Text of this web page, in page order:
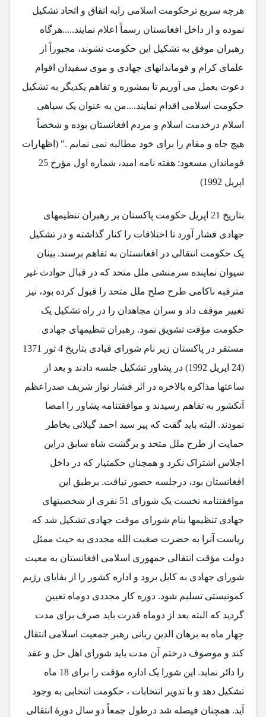
هرچه سریع ترحکومت اسلامی رابه اتفاق و اتحاد تشکیل
نموده و از داخل افغانستان رسماً اعلام نمایند.....هرگاه
رهبران موفق به تشکیل این حکومت نشوند، مجبوراً از
علمای کرام و قوماندانهای جهادی و موی سفیدان اقوام
دعوت بعمل می آوریم تا بمشوره و تفاهم یکدیگر به تشکیل
حکومت اسلامی اقدام نمایند....من به عنوان یک سپاهی
اسلام درخدمت اسلام و مردم افغانستان بوده و شخصاً
هیچ جاه و مقام را برای خود مطالبه نمی نمایم ." (اظهارات
قوماندان مسعود: هفته نامه امید، شماره اول مؤرخ 25
اپریل 1992)
بتاریخ 21 اپریل حکومت پاکستان بر رهبران تنظیمهای
جهادی فشار آورد تا اختلافات را کنار گذاشته و در تشکیل
یک حکومت انتقالی در افغانستان به تفاهم برسند. بینان
سیوان نماینده سرمنشی ملل متحد که در قبال حوادث غیر
مترقبه ناکامی طرح صلح ملل متحد را قبول کرده بود، نیز
تغییر موقف داد و سران مجاهدان را در راه تشکیل یک
حکومت مؤقت تشویق نمود. رهبران تنظیمهای جهادی
مستقر در پاکستان زیر نام شورای قیادی
بتاریخ 4 ثور 1371
(24 اپریل 1992) در پشاور تشکیل جلسه دادند و بعد از
ساعتها مذاکره بالاخره در اثر فشار نواز شریف صدراعظم
آنکشور به تفاهم رسیدند و موافقتنامه پشاور را امضا
نمودند. البته باید گفت که پیر سید احمد گیلانی بخاطر
حمایت از طرح ملل متحد و برگشت شاه سابق دراین
اجلاس اشتراک نکرد و همچنان حکمتیار که در داخل
افغانستان بود، درجلسه حضور نیافت. برطبق این
موافقتنامه نخست یک شورای 51 نفری از شخصیتهای
جهادی تنظیمها بنام شورای موقت جهادی تشکیل شد که
ریاست آنرا به حضرت صغبت الله مجددی به حیث ممثل
دولت مؤقت انتقالی جمهوری اسلامی افغانستان به معیت
شورای جهادی به کابل برود و اداره کشور را از بقایای رژیم
کمونیستی تسلیم شود. دوره کار مجددی دوماه تعیین
گردید که البته بعد از دوماه قدرت باید صرف برای مدت
چهار ماه به برهان الدین ربانی رهبر جمعیت اسلامی انتقال
کند و موصوف درختم آن مدت باید شورای اهل حل و عقد
را دائر نماید. این شورا یک اداره مؤقت را برای 18 ماه
تشکیل دهد و با تدویر انتخابات ، حکومت انتخابی به وجود
آید. همچنان فیصله شد درطول جمعاً دو سال دورۀ انتقالی